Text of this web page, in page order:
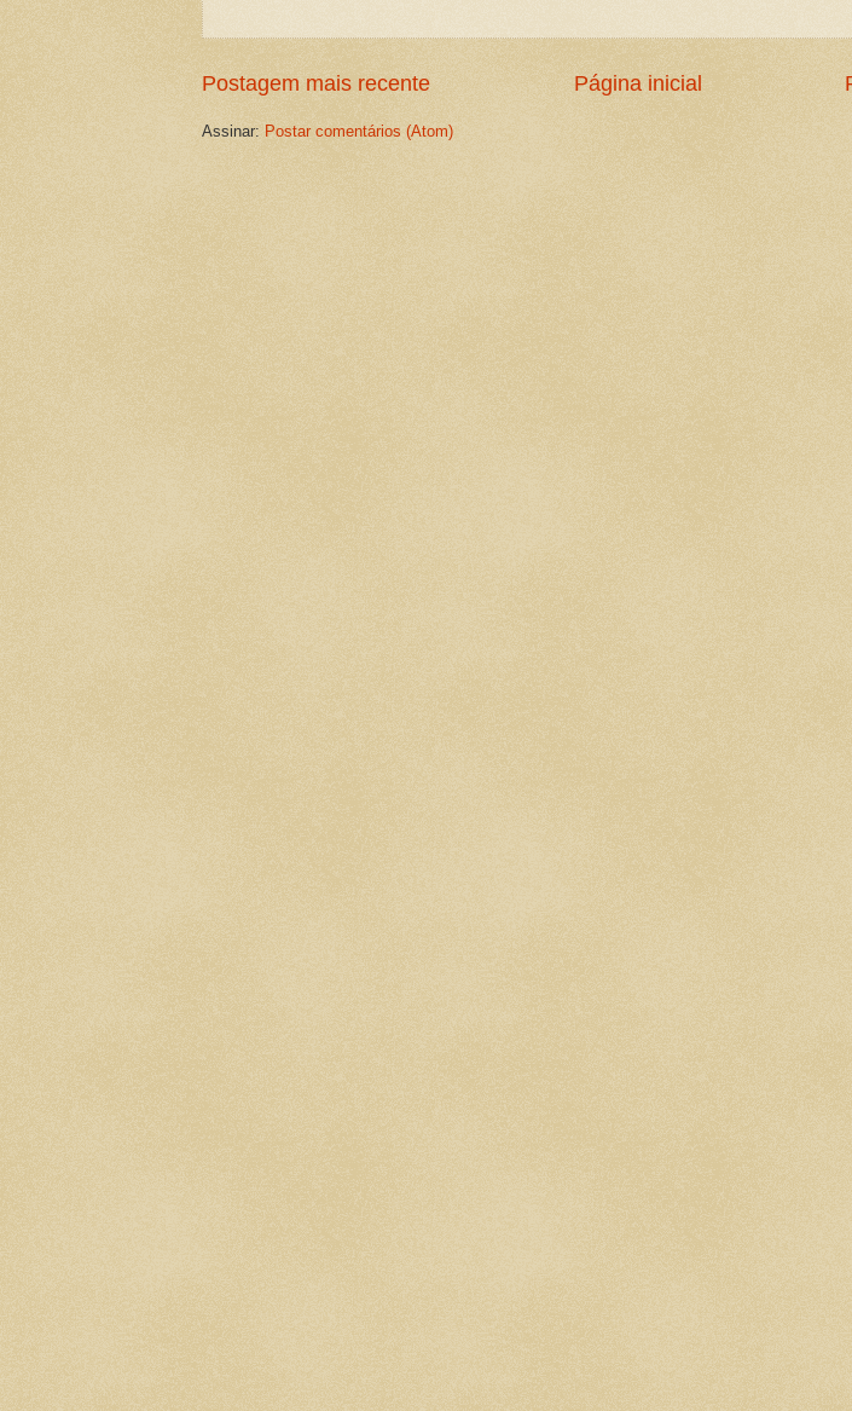
Postagem mais recente Página inicial
Assinar: Postar comentários (Atom)